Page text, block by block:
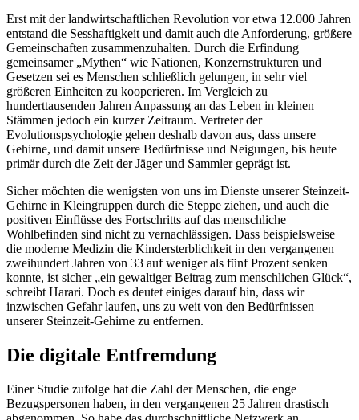
Erst mit der landwirtschaftlichen Revolution vor etwa 12.000 Jahren
entstand die Sesshaftigkeit und damit auch die Anforderung, größere
Gemeinschaften zusammenzuhalten. Durch die Erfindung
gemeinsamer „Mythen“ wie Nationen, Konzernstrukturen und
Gesetzen sei es Menschen schließlich gelungen, in sehr viel
größeren Einheiten zu kooperieren. Im Vergleich zu
hunderttausenden Jahren Anpassung an das Leben in kleinen
Stämmen jedoch ein kurzer Zeitraum. Vertreter der
Evolutionspsychologie gehen deshalb davon aus, dass unsere
Gehirne, und damit unsere Bedürfnisse und Neigungen, bis heute
primär durch die Zeit der Jäger und Sammler geprägt ist.
Sicher möchten die wenigsten von uns im Dienste unserer Steinzeit-
Gehirne in Kleingruppen durch die Steppe ziehen, und auch die
positiven Einflüsse des Fortschritts auf das menschliche
Wohlbefinden sind nicht zu vernachlässigen. Dass beispielsweise
die moderne Medizin die Kindersterblichkeit in den vergangenen
zweihundert Jahren von 33 auf weniger als fünf Prozent senken
konnte, ist sicher „ein gewaltiger Beitrag zum menschlichen Glück“,
schreibt Harari. Doch es deutet einiges darauf hin, dass wir
inzwischen Gefahr laufen, uns zu weit von den Bedürfnissen
unserer Steinzeit-Gehirne zu entfernen.
Die digitale Entfremdung
Einer Studie zufolge hat die Zahl der Menschen, die enge
Bezugspersonen haben, in den vergangenen 25 Jahren drastisch